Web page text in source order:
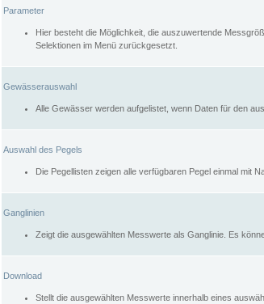
Parameter
Hier besteht die Möglichkeit, die auszuwertende
Selektionen im Menü zurückgesetzt.
Gewässerauswahl
Alle Gewässer werden aufgelistet, wenn Daten für den
Auswahl des Pegels
Die Pegellisten zeigen alle verfügbaren Pegel einmal mit
Ganglinien
Zeigt die ausgewählten Messwerte als Ganglinie. Es
Download
Stellt die ausgewählten Messwerte innerhalb eines